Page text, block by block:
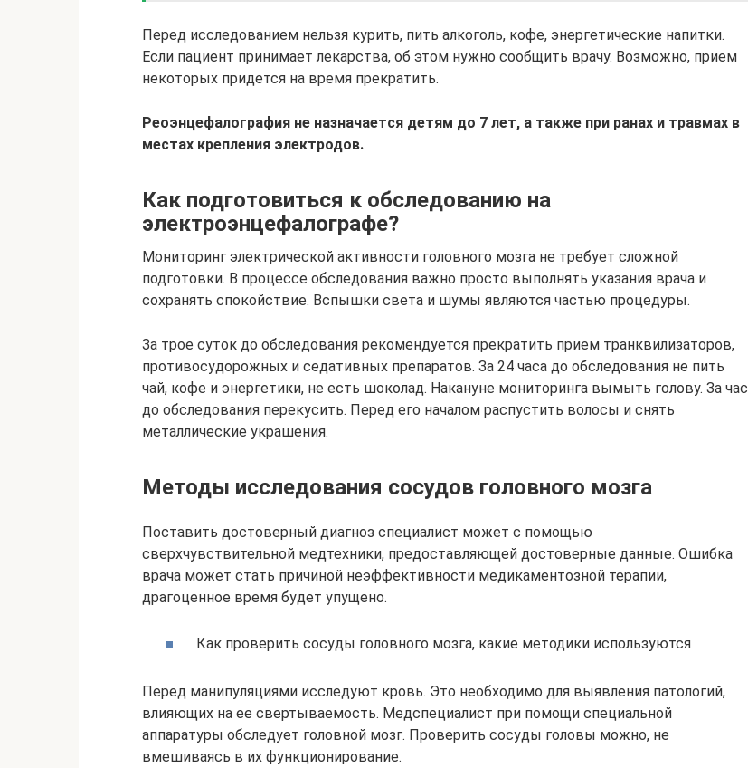
Перед исследованием нельзя курить, пить алкоголь, кофе, энергетические напитки.
Если пациент принимает лекарства, об этом нужно сообщить врачу. Возможно, прием
некоторых придется на время прекратить.
Реоэнцефалография не назначается детям до 7 лет, а также при ранах и травмах в
местах крепления электродов.
Как подготовиться к обследованию на
электроэнцефалографе?
Мониторинг электрической активности головного мозга не требует сложной
подготовки. В процессе обследования важно просто выполнять указания врача и
сохранять спокойствие. Вспышки света и шумы являются частью процедуры.
За трое суток до обследования рекомендуется прекратить прием транквилизаторов,
противосудорожных и седативных препаратов. За 24 часа до обследования не пить
чай, кофе и энергетики, не есть шоколад. Накануне мониторинга вымыть голову. За час
до обследования перекусить. Перед его началом распустить волосы и снять
металлические украшения.
Методы исследования сосудов головного мозга
Поставить достоверный диагноз специалист может с помощью
сверхчувствительной медтехники, предоставляющей достоверные данные. Ошибка
врача может стать причиной неэффективности медикаментозной терапии,
драгоценное время будет упущено.
Как проверить сосуды головного мозга, какие методики используются
Перед манипуляциями исследуют кровь. Это необходимо для выявления патологий,
влияющих на ее свертываемость. Медспециалист при помощи специальной
аппаратуры обследует головной мозг. Проверить сосуды головы можно, не
вмешиваясь в их функционирование.